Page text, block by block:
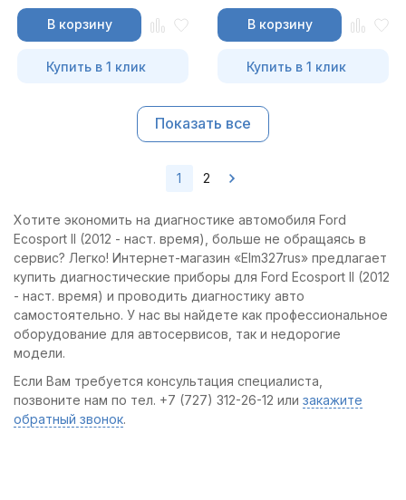
В корзину
Купить в 1 клик
В корзину
Купить в 1 клик
Показать все
1 2
Хотите экономить на диагностике автомобиля Ford
Ecosport II (2012 - наст. время), больше не обращаясь в
сервис? Легко! Интернет-магазин «Elm327rus» предлагает
купить диагностические приборы для Ford Ecosport II (2012
- наст. время) и проводить диагностику авто
самостоятельно. У нас вы найдете как профессиональное
оборудование для автосервисов, так и недорогие
модели.
Если Вам требуется консультация специалиста,
позвоните нам по тел. +7 (727) 312-26-12 или закажите
обратный звонок.